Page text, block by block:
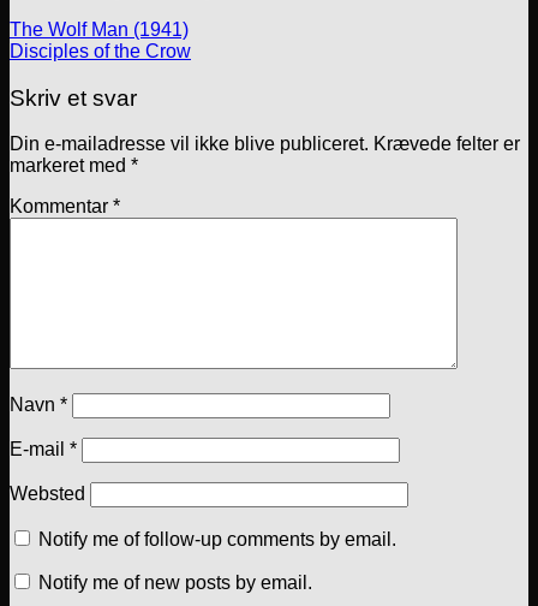
The Wolf Man (1941)
Disciples of the Crow
Skriv et svar
Din e-mailadresse vil ikke blive publiceret. Krævede felter er
markeret med *
Kommentar *
Navn *
E-mail *
Websted
Notify me of follow-up comments by email.
Notify me of new posts by email.